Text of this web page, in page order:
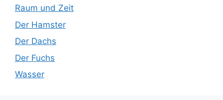
Raum und Zeit
Der Hamster
Der Dachs
Der Fuchs
Wasser